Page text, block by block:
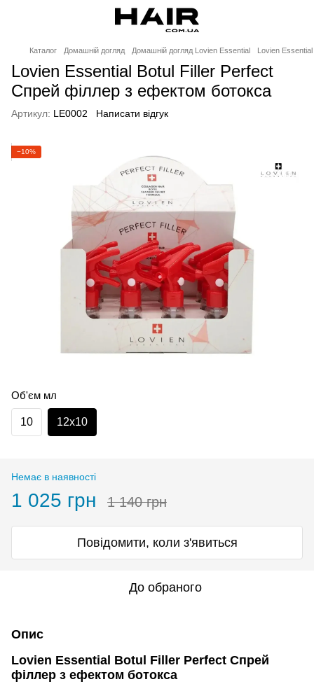
Каталог Домашній догляд Домашній догляд Lovien Essential Lovien
Lovien Essential Botul Filler Perfect
Спрей філлер з ефектом ботокса
Артикул: LE0002 Написати відгук
−10%
Об'єм мл
10 12х10
Немає в наявності
1 025 грн 1 140 грн
Повідомити, коли з'явиться
До обраного
Опис
Lovien Essential Botul Filler Perfect Спрей
філлер з ефектом ботокса